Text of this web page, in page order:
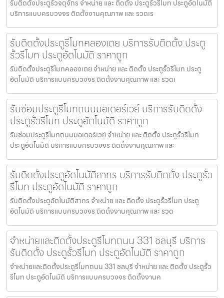
รับติดตั้งประตูรั้วจตุจักร จำหน่าย และ ติดตั้ง ประตูรั้วรีโมท ประตูอัตโนมัติ
บริการแบบครบวงจร ติดตั้งงานคุณภาพ และ รวดเร
รับติดตั้งประตูรีโมทคลองเตย บริการรับติดตั้ง ประตู
รั้วรีโมท ประตูอัตโนมัติ ราคาถูก
รับติดตั้งประตูรีโมทคลองเตย จำหน่าย และ ติดตั้ง ประตูรั้วรีโมท ประตู
อัตโนมัติ บริการแบบครบวงจร ติดตั้งงานคุณภาพ และ รวดเ
รับซ่อมประตูรีโมทถนนมอเตอร์เวย์ บริการรับติดตั้ง
ประตูรั้วรีโมท ประตูอัตโนมัติ ราคาถูก
รับซ่อมประตูรีโมทถนนมอเตอร์เวย์ จำหน่าย และ ติดตั้ง ประตูรั้วรีโมท
ประตูอัตโนมัติ บริการแบบครบวงจร ติดตั้งงานคุณภาพ และ
รับติดตั้งประตูอัตโนมัติสาทร บริการรับติดตั้ง ประตูรั้ว
รีโมท ประตูอัตโนมัติ ราคาถูก
รับติดตั้งประตูอัตโนมัติสาทร จำหน่าย และ ติดตั้ง ประตูรั้วรีโมท ประตู
อัตโนมัติ บริการแบบครบวงจร ติดตั้งงานคุณภาพ และ รวด
จำหน่ายและติดตั้งประตูรีโมทถนน 331 ชลบุรี บริการ
รับติดตั้ง ประตูรั้วรีโมท ประตูอัตโนมัติ ราคาถูก
จำหน่ายและติดตั้งประตูรีโมทถนน 331 ชลบุรี จำหน่าย และ ติดตั้ง ประตูรั้ว
รีโมท ประตูอัตโนมัติ บริการแบบครบวงจร ติดตั้งงานค